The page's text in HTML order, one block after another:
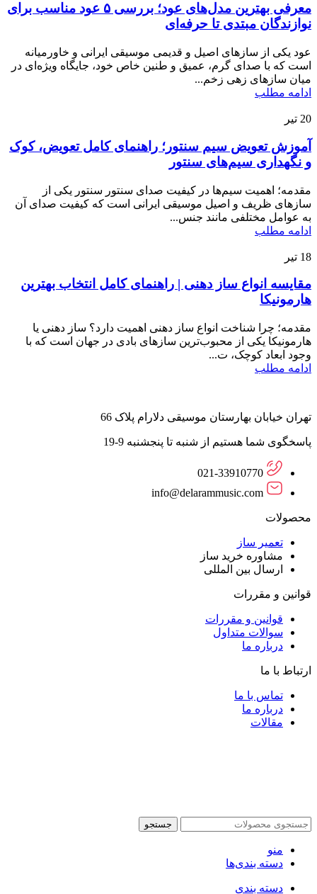
معرفی بهترین مدل‌های عود؛ بررسی ۵ عود مناسب برای
نوازندگان مبتدی تا حرفه‌ای
عود یکی از سازهای اصیل و قدیمی موسیقی ایرانی و خاورمیانه
است که با صدای گرم، عمیق و طنین خاص خود، جایگاه ویژه‌ای در
میان سازهای زهی زخم...
ادامه مطلب
20 تیر
آموزش تعویض سیم سنتور؛ راهنمای کامل تعویض، کوک
و نگهداری سیم‌های سنتور
مقدمه؛ اهمیت سیم‌ها در کیفیت صدای سنتور سنتور یکی از
سازهای ظریف و اصیل موسیقی ایرانی است که کیفیت صدای آن
به عوامل مختلفی مانند جنس...
ادامه مطلب
18 تیر
مقایسه انواع ساز دهنی | راهنمای کامل انتخاب بهترین
هارمونیکا
مقدمه؛ چرا شناخت انواع ساز دهنی اهمیت دارد؟ ساز دهنی یا
هارمونیکا یکی از محبوب‌ترین سازهای بادی در جهان است که با
وجود ابعاد کوچک، ت...
ادامه مطلب
تهران خیابان بهارستان موسیقی دلارام پلاک 66
پاسخگوی شما هستیم از شنبه تا پنجشنبه 9-19
021-33910770
info@delarammusic.com
محصولات
تعمیر ساز
مشاوره خرید ساز
ارسال بین المللی
قوانین و مقررات
قوانین و مقررات
سوالات متداول
درباره ما
ارتباط با ما
تماس با ما
درباره ما
مقالات
جستجو
منو
دسته بندی‌ها
دسته بندی